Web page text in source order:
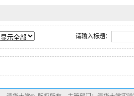
请输入标题：